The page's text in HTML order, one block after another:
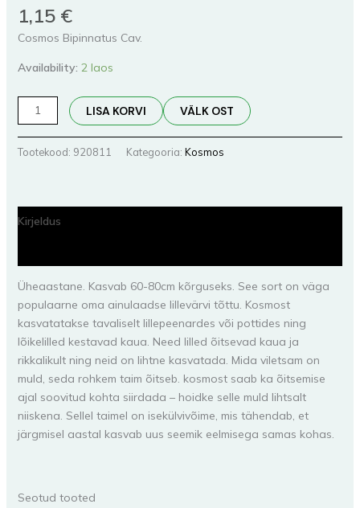
1,15 €
Cosmos Bipinnatus Cav.
Availability: 2 laos
LISA KORVI VÄLK OST
Tootekood: 920811 Kategooria: Kosmos
Kirjeldus
Üheaastane. Kasvab 60-80cm kõrguseks. See sort on väga
populaarne oma ainulaadse lillevärvi tõttu. Kosmost
kasvatatakse tavaliselt lillepeenardes või pottides ning
lõikelilled kestavad kaua. Need lilled õitsevad kaua ja
rikkalikult ning neid on lihtne kasvatada. Mida viletsam on
muld, seda rohkem taim õitseb. kosmost saab ka õitsemise
ajal soovitud kohta siirdada – hoidke selle muld lihtsalt
niiskena. Sellel taimel on isekülvivõime, mis tähendab, et
järgmisel aastal kasvab uus seemik eelmisega samas kohas.
Seotud tooted